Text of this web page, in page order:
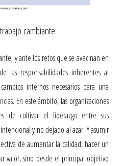
cambiante.
y ante los retos que se avecinan en
las responsabilidades inherentes al
internos necesarios para una
En este ámbito, las organizaciones
de cultivar el liderazgo entre sus
y no dejado al azar. Y asumir
de aumentar la calidad, hacer un
valor, sino desde el principal objetivo